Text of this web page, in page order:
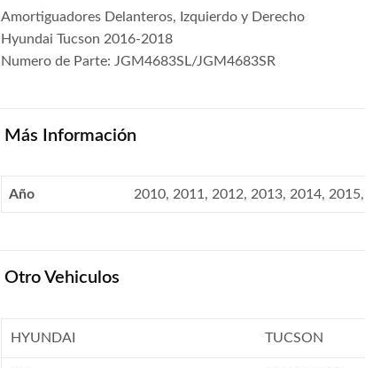
Amortiguadores Delanteros, Izquierdo y Derecho
Hyundai Tucson 2016-2018
Numero de Parte: JGM4683SL/JGM4683SR
Más Información
Año 2010, 2011, 2012, 2013, 2014,
Otro Vehiculos
HYUNDAI TUCSON